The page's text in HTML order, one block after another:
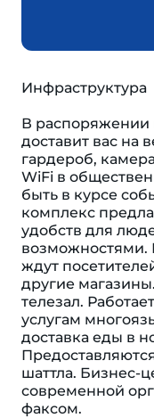
Инфраструктура
В распоряжении
доставит вас на
гардероб,
WiFi в
быть в курсе
комплекс
удобств для
возможностями.
ждут
другие
телезал.
услугам
доставка еды в
шаттла. Бизнес-
современной
факсом.